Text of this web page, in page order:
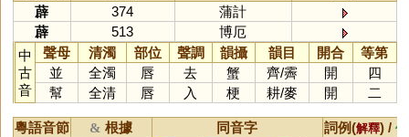
薜
374
蒲計
薜
513
博厄
中
古
音
聲母 清濁 部位 聲調 韻攝 韻目 開合
等第
並
全濁 唇 去 蟹 齊/霽 開
四
幫
全清 唇 入 梗 耕/麥 開 二
粵語音節 & 根據 同音字 詞例(解釋) /